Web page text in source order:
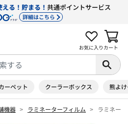
る！貯まる！ 共通ポイントサービス
詳細はこちら
お気に入り カート
ーペット クーラーボックス 熊よ
機器 ラミネーターフィルム ラミネー